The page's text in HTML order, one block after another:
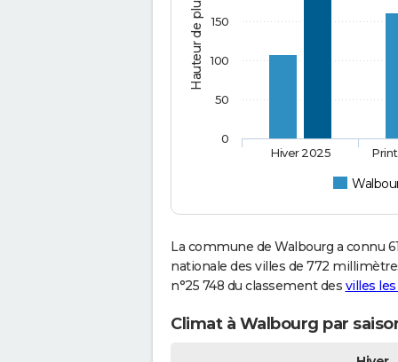
Hiver 2025
0
50
100
150
La commune de Walbourg a connu
nationale des villes de 772
n°25 748 du classement des villes
Climat à Walbourg par